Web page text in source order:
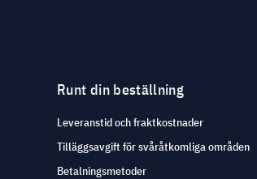
Runt din beställning
Leveranstid och fraktkostnader
Tilläggsavgift för svåråtkomliga områden
Betalningsmetoder